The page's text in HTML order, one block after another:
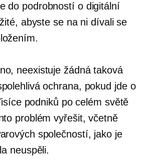
do podrobností o digitální
abyste se na ni dívali se
neexistuje žádná taková
ochrana, pokud jde o
podniků po celém světě
problém vyřešit, včetně
společností, jako je
neuspěli.